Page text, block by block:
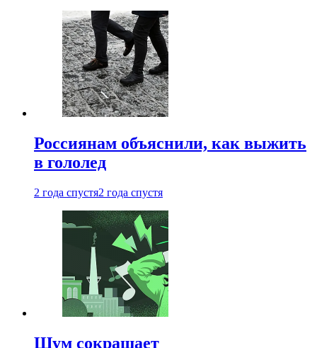
Россиянам объяснили, как выжить
в гололед
2 года спустя2 года спустя
Шум сокращает